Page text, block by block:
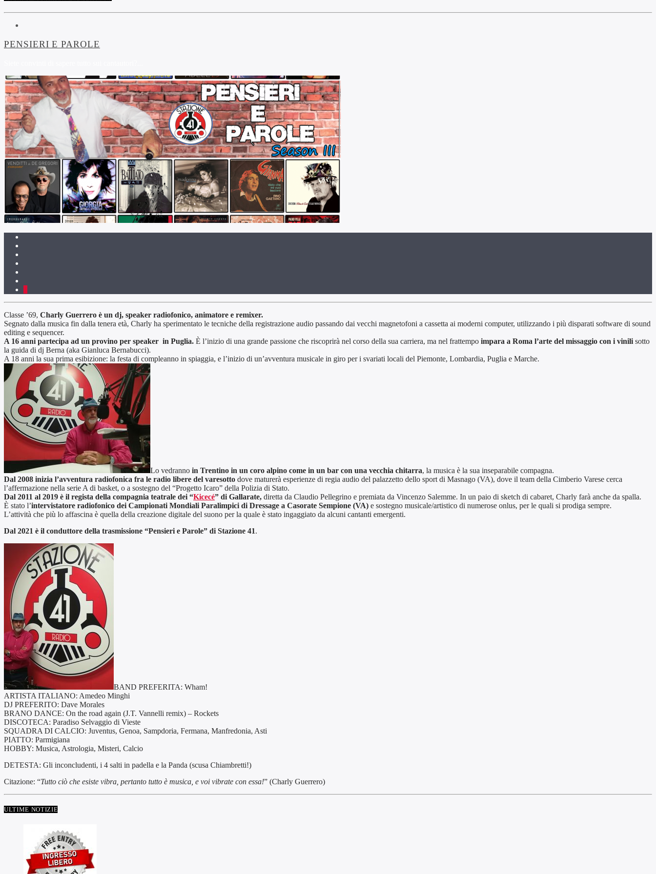
PENSIERI E PAROLE
Classe ’69, Charly Guerrero è un dj, speaker radiofonico, animatore e remixer.
Segnato dalla musica fin dalla tenera età, Charly ha sperimentato le tecniche della registrazione audio passando dai vecchi magnetofoni a cassetta ai moderni computer, utilizzando i più disparati software di sound
editing e sequencer.
A 16 anni partecipa ad un provino per speaker in Puglia. È l’inizio di una grande passione che riscoprirà nel corso della sua carriera, ma nel frattempo impara a Roma l’arte del missaggio con i vinili sotto
la guida di dj Berna (aka Gianluca Bernabucci).
A 18 anni la sua prima esibizione: la festa di compleanno in spiaggia, e l’inizio di un’avventura musicale in giro per i svariati locali del Piemonte, Lombardia, Puglia e Marche.
Lo vedranno in Trentino in un coro alpino come in un bar con una vecchia chitarra, la musica è la sua inseparabile compagna.
Dal 2008 inizia l’avventura radiofonica fra le radio libere del varesotto dove maturerà esperienze di regia audio del palazzetto dello sport di Masnago (VA), dove il team della Cimberio Varese cerca
l’affermazione nella serie A di basket, o a sostegno del “Progetto Icaro” della Polizia di Stato.
Dal 2011 al 2019 è il regista della compagnia teatrale dei “Kicecé” di Gallarate, diretta da Claudio Pellegrino e premiata da Vincenzo Salemme. In un paio di sketch di cabaret, Charly farà anche da spalla.
È stato l’intervistatore radiofonico dei Campionati Mondiali Paralimpici di Dressage a Casorate Sempione (VA) e sostegno musicale/artistico di numerose onlus, per le quali si prodiga sempre.
L’attività che più lo affascina è quella della creazione digitale del suono per la quale è stato ingaggiato da alcuni cantanti emergenti.
Dal 2021 è il conduttore della trasmissione “Pensieri e Parole” di Stazione 41.
BAND PREFERITA: Wham!
ARTISTA ITALIANO: Amedeo Minghi
DJ PREFERITO: Dave Morales
BRANO DANCE: On the road again (J.T. Vannelli remix) – Rockets
DISCOTECA: Paradiso Selvaggio di Vieste
SQUADRA DI CALCIO: Juventus, Genoa, Sampdoria, Fermana, Manfredonia, Asti
PIATTO: Parmigiana
HOBBY: Musica, Astrologia, Misteri, Calcio
DETESTA: Gli inconcludenti, i 4 salti in padella e la Panda (scusa Chiambretti!)
Citazione: “Tutto ciò che esiste vibra, pertanto tutto è musica, e voi vibrate con essa!” (Charly Guerrero)
ULTIME NOTIZIE